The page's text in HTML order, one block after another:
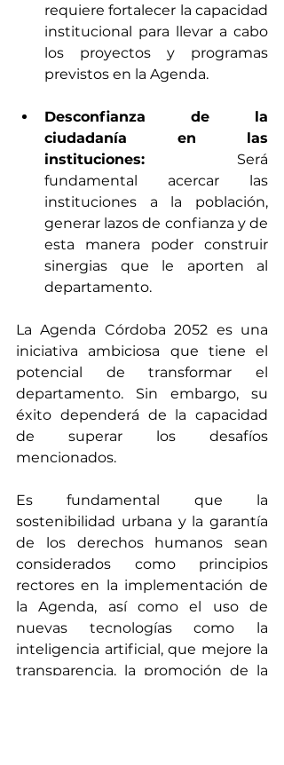
requiere fortalecer la capacidad
institucional para llevar a cabo
los proyectos y programas
previstos en la Agenda.
Desconfianza de la
ciudadanía en las
instituciones: Será
fundamental acercar las
instituciones a la población,
generar lazos de confianza y de
esta manera poder construir
sinergias que le aporten al
departamento.
La Agenda Córdoba 2052 es una
iniciativa ambiciosa que tiene el
potencial de transformar el
departamento. Sin embargo, su
éxito dependerá de la capacidad
de superar los desafíos
mencionados.
Es fundamental que la
sostenibilidad urbana y la garantía
de los derechos humanos sean
considerados como principios
rectores en la implementación de
la Agenda, así como el uso de
nuevas tecnologías como la
inteligencia artificial, que mejore la
transparencia, la promoción de la